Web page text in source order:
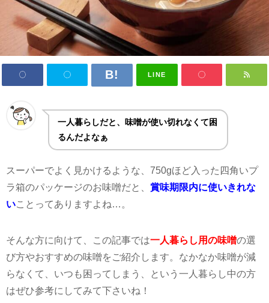
LINE
一人暮らしだと、味噌が使い切れなくて困
るんだよなぁ
スーパーでよく見かけるような、750gほど入った四角いプ
ラ箱のパッケージのお味噌だと、 賞味期限内に使いきれな
いことってありますよね…。
そんな方に向けて、この記事では一人暮らし用の味噌の選
び方やおすすめの味噌をご紹介します。なかなか味噌が減
らなくて、いつも困ってしまう、という一人暮らし中の方
はぜひ参考にしてみて下さいね！